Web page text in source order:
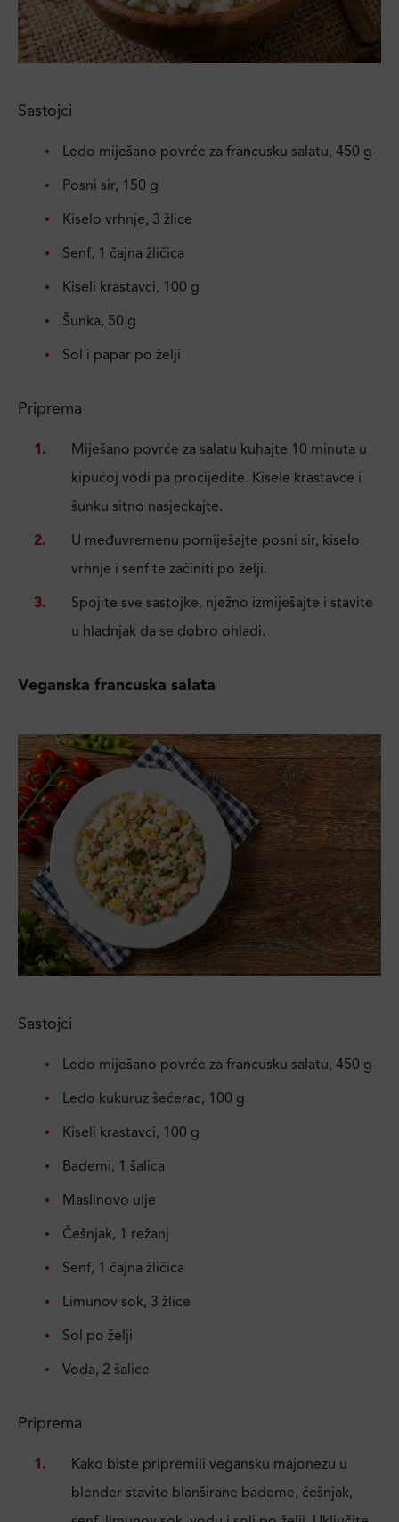
Sastojci
Ledo miješano povrće za francusku salatu, 450 g
Posni sir, 150 g
Kiselo vrhnje, 3 žlice
Senf, 1 čajna žličica
Kiseli krastavci, 100 g
Šunka, 50 g
Sol i papar po želji
Priprema
Miješano povrće za salatu kuhajte 10 minuta u
kipućoj vodi pa procijedite. Kisele krastavce i
šunku sitno nasjeckajte.
U međuvremenu pomiješajte posni sir, kiselo
vrhnje i senf te začiniti po želji.
Spojite sve sastojke, nježno izmiješajte i stavite
u hladnjak da se dobro ohladi.
Veganska francuska salata
Sastojci
Ledo miješano povrće za francusku salatu, 450 g
Ledo kukuruz šećerac, 100 g
Kiseli krastavci, 100 g
Bademi, 1 šalica
Maslinovo ulje
Češnjak, 1 režanj
Senf, 1 čajna žličica
Limunov sok, 3 žlice
Sol po želji
Voda, 2 šalice
Priprema
Kako biste pripremili vegansku majonezu u
blender stavite blanširane bademe, češnjak,